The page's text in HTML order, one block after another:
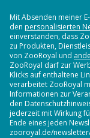
Mit Absenden meiner
den personalisierten
einverstanden, dass
zu Produkten,
von ZooRoyal und
ZooRoyal darf zur
Klicks auf enthaltene
verarbeitet ZooRoyal
Informationen zur
den
jederzeit mit Wirkung
Ende eines jeden
zooroyal.de/